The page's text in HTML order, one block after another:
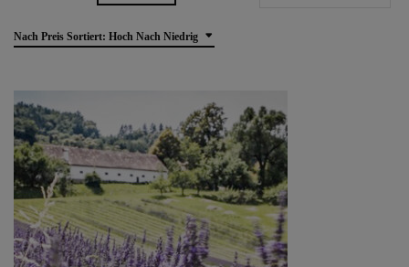
Nach Preis Sortiert: Hoch Nach Niedrig